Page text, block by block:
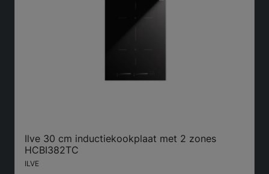
Ilve 30 cm inductiekookplaat met 2 zones
HCBI382TC
ILVE